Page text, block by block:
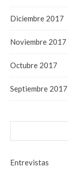
Diciembre 2017
Noviembre 2017
Octubre 2017
Septiembre 2017
Entrevistas